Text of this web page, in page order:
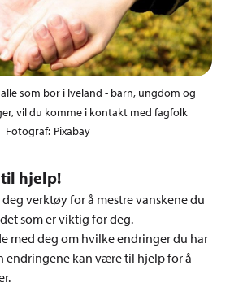
som bor i Iveland - barn, ungdom og
vil du komme i kontakt med fagfolk
Pixabay
hjelp!
verktøy for å mestre vanskene du
som er viktig for deg.
med deg om hvilke endringer du har
endringene kan være til hjelp for å